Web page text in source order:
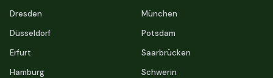
Dresden
Düsseldorf
Erfurt
Hamburg
München
Potsdam
Saarbrücken
Schwerin